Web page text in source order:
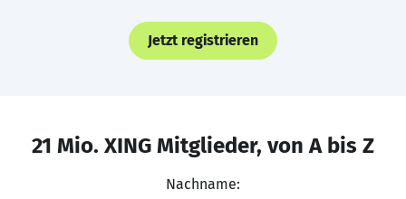
Jetzt registrieren
21 Mio. XING Mitglieder, von A bis Z
Nachname: